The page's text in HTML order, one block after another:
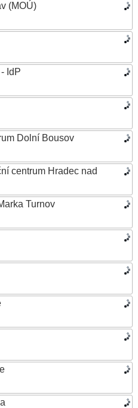
(MOÚ)
IdP
Dolní Bousov
centrum Hradec nad
Turnov